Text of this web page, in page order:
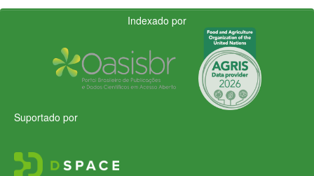
Indexado por
Suportado por